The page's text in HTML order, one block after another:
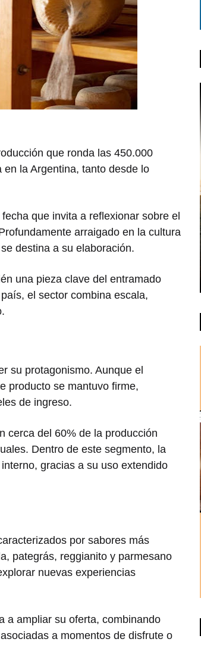
que ronda las 450.000
la Argentina, tanto desde lo
que invita a reflexionar sobre el
arraigado en la cultura
destina a su elaboración.
una pieza clave del entramado
el sector combina escala,
su protagonismo. Aunque el
producto se mantuvo firme,
de ingreso.
cerca del 60% de la producción
Dentro de este segmento, la
gracias a su uso extendido
por sabores más
pategrás, reggianito y parmesano
nuevas experiencias
a ampliar su oferta, combinando
a momentos de disfrute o